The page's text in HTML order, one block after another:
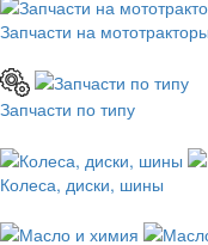
Запчасти на мототракторы
Запчасти по типу
Колеса, диски, шины